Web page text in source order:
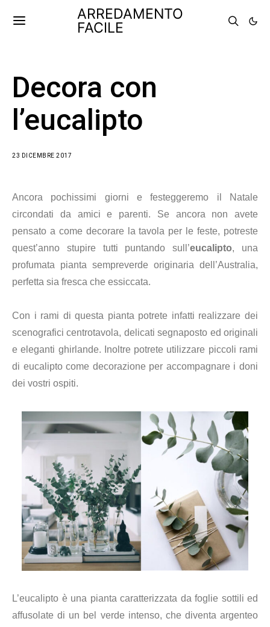
ARREDAMENTO
FACILE
Decora con
l’eucalipto
23 DICEMBRE 2017
Ancora pochissimi giorni e festeggeremo il Natale
circondati da amici e parenti. Se ancora non avete
pensato a come decorare la tavola per le feste, potreste
quest’anno stupire tutti puntando sull’eucalipto, una
profumata pianta sempreverde originaria dell’Australia,
perfetta sia fresca che essiccata.
Con i rami di questa pianta potrete infatti realizzare dei
scenografici centrotavola, delicati segnaposto ed originali
e eleganti ghirlande. Inoltre potrete utilizzare piccoli rami
di eucalipto come decorazione per accompagnare i doni
dei vostri ospiti.
L’eucalipto è una pianta caratterizzata da foglie sottili ed
affusolate di un bel verde intenso, che diventa argenteo